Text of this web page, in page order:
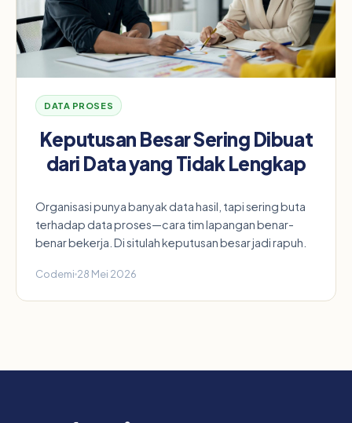
DATA PROSES
Keputusan Besar Sering Dibuat
dari Data yang Tidak Lengkap
Organisasi punya banyak data hasil, tapi sering buta
terhadap data proses—cara tim lapangan benar-
benar bekerja. Di situlah keputusan besar jadi rapuh.
Codemi 28 Mei 2026